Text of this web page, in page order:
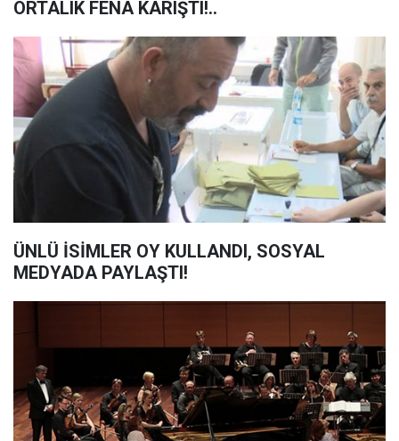
ORTALIK FENA KARIŞTI!..
ÜNLÜ İSİMLER OY KULLANDI, SOSYAL
MEDYADA PAYLAŞTI!